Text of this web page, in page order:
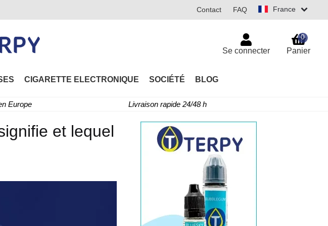
France
Contact FAQ
CIGARETTE ELECTRONIQUE SOCIÉTÉ BLOG
Se connecter Panier
0
Europe Livraison rapide 24/48 h
et lequel